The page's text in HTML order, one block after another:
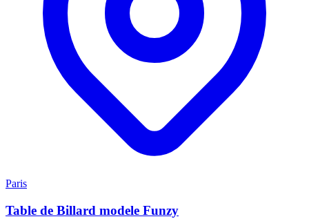
Paris
Table de Billard modele Funzy